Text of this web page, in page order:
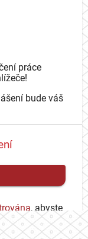
práce
bude váš
, abyste